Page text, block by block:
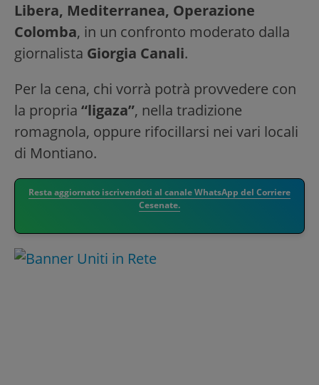
Libera, Mediterranea, Operazione
Colomba, in un confronto moderato dalla
giornalista Giorgia Canali.
Per la cena, chi vorrà potrà provvedere con
la propria “ligaza”, nella tradizione
romagnola, oppure rifocillarsi nei vari locali
di Montiano.
Resta aggiornato iscrivendoti al canale WhatsApp del Corriere
Cesenate.